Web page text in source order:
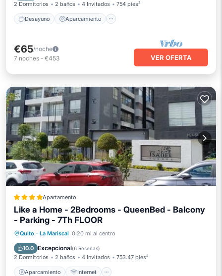
2 Dormitorios 2 baños 4 Invitados 754 pies²
Desayuno Aparcamiento
€65/noche
7 noches - €453 VER OFERTA
Apartamento
Like a Home - 2Bedrooms - QueenBed - Balcony
- Parking - 7Th FLOOR
Quito · La Mariscal 0.20 mi al centro
10.0 Excepcional(6 Reseñas)
2 Dormitorios 2 baños 4 Invitados 753.47 pies²
Aparcamiento Internet
Aparcamiento
Apto para niños
Accesible en silla de ruedas